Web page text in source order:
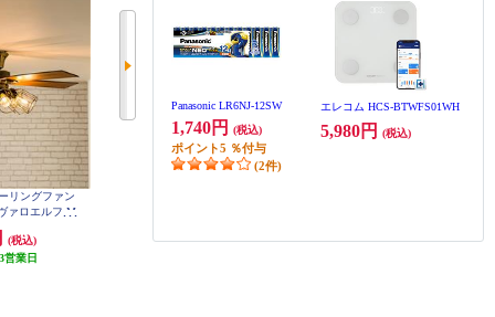
Panasonic LR6NJ-12SW
1,740円 (税込)
ポイント5 ％付与
(2件)
エレコム HCS-BTWFS01WH
5,980円 (税込)
リングファン
ァロエルフ M
CF048-GD
(税込)
3営業日
7,290円(税込)
機能（安らぎモード）付/リモコン
23,980円(税込)